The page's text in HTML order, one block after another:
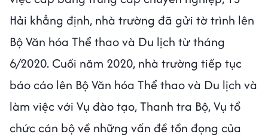
Hải khẳng định, nhà trường đã gửi tờ trình lên
Bộ Văn hóa Thể thao và Du lịch từ tháng
6/2020. Cuối năm 2020, nhà trường tiếp tục
báo cáo lên Bộ Văn hóa Thể thao và Du lịch và
làm việc với Vụ đào tạo, Thanh tra Bộ, Vụ tổ
chức cán bộ về những vấn đề tồn đọng của